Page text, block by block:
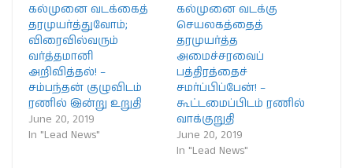
கல்முனை வடக்கைத்
தரமுயர்த்துவோம்;
விரைவில்வரும்
வர்த்தமானி
அறிவித்தல்! –
சம்பந்தன் குழுவிடம்
ரணில் இன்று உறுதி
June 20, 2019
In "Lead News"
கல்முனை வடக்கு
செயலகத்தைத்
தரமுயர்த்த
அமைச்சரவைப்
பத்திரத்தைச்
சமர்ப்பிப்பேன்! –
கூட்டமைப்பிடம் ரணில்
வாக்குறுதி
June 20, 2019
In "Lead News"